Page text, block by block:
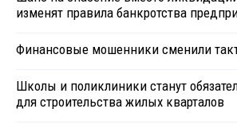
изменят правила банкротства
Финансовые мошенники сменили
Школы и поликлиники станут
для строительства жилых кварталов